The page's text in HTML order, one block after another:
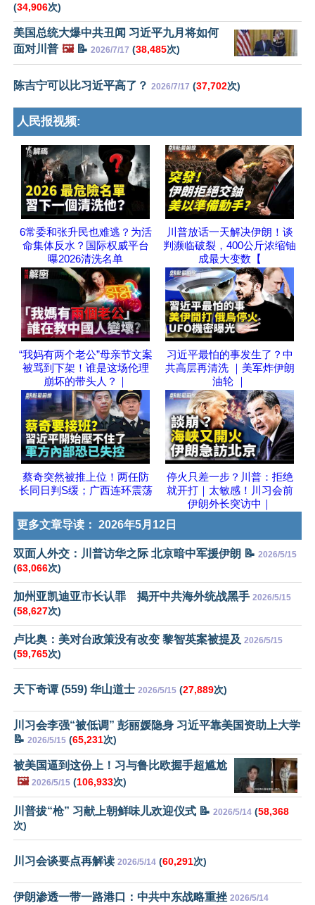
(34,906次)
美国总统大爆中共丑闻 习近平九月将如何
面对川普 🖼️📝 2026/7/17 (38,485次)
陈吉宁可以比习近平高了？ 2026/7/17 (37,702次)
人民报视频:
6常委和张升民也难逃？为活
命集体反水？国际权威平台
曝2026清洗名单
川普放话一天解决伊朗！谈
判濒临破裂，400公斤浓缩铀
成最大变数【
“我妈有两个老公”母亲节文案
被骂到下架！谁是这场伦理
崩坏的带头人？｜
习近平最怕的事发生了？中
共高层再清洗 ｜美军炸伊朗
油轮 ｜
蔡奇突然被推上位！两任防
长同日判S缓；广西连环震荡
停火只差一步？川普：拒绝
就开打｜太敏感！川习会前
伊朗外长突访中｜
更多文章导读： 2026年5月12日
双面人外交：川普访华之际 北京暗中军援伊朗 📝 2026/5/15
(63,066次)
加州亚凯迪亚市长认罪 揭开中共海外统战黑手 2026/5/15
(58,627次)
卢比奥：美对台政策没有改变 黎智英案被提及 2026/5/15
(59,765次)
天下奇谭 (559) 华山道士 2026/5/15 (27,889次)
川习会李强“被低调” 彭丽媛隐身 习近平靠美国资助上大学
📝 2026/5/15 (65,231次)
被美国逼到这份上！习与鲁比欧握手超尴尬
🖼️ 2026/5/15 (106,933次)
川普拔“枪” 习献上朝鲜味儿欢迎仪式 📝 2026/5/14 (58,368
次)
川习会谈要点再解读 2026/5/14 (60,291次)
伊朗渗透一带一路港口：中共中东战略重挫 2026/5/14